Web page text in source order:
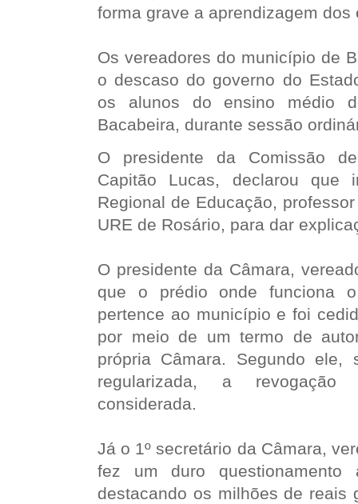
forma grave a aprendizagem dos
Os vereadores do município de
o descaso do governo do
os alunos do ensino médio
Bacabeira, durante sessão
O presidente da Comissão
Capitão Lucas, declarou que
Regional de Educação,
URE de Rosário, para dar
O presidente da Câmara,
que o prédio onde funciona
pertence ao município e foi
por meio de um termo de
própria Câmara. Segundo
regularizada, a
considerada.
Já o 1º secretário da Câmara,
fez um duro questionamento
destacando os milhões de reais